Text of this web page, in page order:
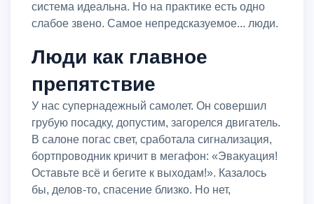
система идеальна. Но на практике есть одно
слабое звено. Самое непредсказуемое... люди.
Люди как главное
препятствие
У нас супернадежный самолет. Он совершил
грубую посадку, допустим, загорелся двигатель.
В салоне погас свет, сработала сигнализация,
бортпроводник кричит в мегафон: «Эвакуация!
Оставьте всё и бегите к выходам!». Казалось
бы, делов-то, спасение близко. Но нет,